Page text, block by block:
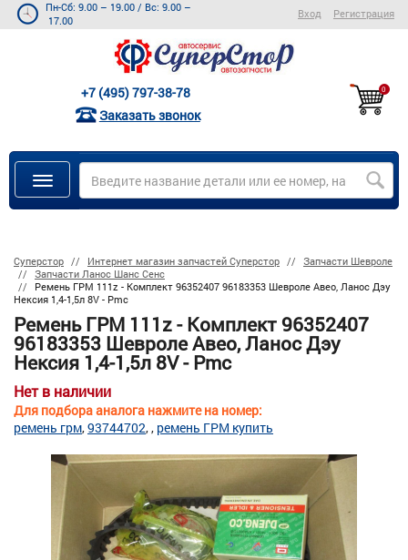
Пн-Сб: 9.00 – 19.00 / Вс: 9.00 –
17.00
Вход Регистрация
+7 (495) 797-38-78
Заказать звонок
0
Суперстор Интернет магазин запчастей Суперстор
Запчасти Шевроле
Запчасти Ланос Шанс Сенс
Ремень ГРМ 111z - Комплект 96352407 96183353 Шевроле Авео, Ланос Дэу
Нексия 1,4-1,5л 8V - Pmc
Ремень ГРМ 111z - Комплект 96352407
96183353 Шевроле Авео, Ланос Дэу
Нексия 1,4-1,5л 8V - Pmc
Нет в наличии
Для подбора аналога нажмите на номер:
ремень грм 93744702 ремень ГРМ купить